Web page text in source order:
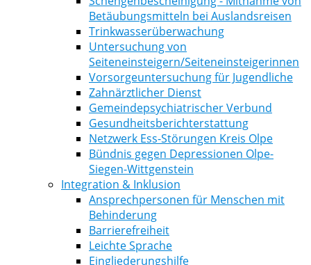
Betäubungsmitteln bei Auslandsreisen
Trinkwasserüberwachung
Untersuchung von
Seiteneinsteigern/Seiteneinsteigerinnen
Vorsorgeuntersuchung für Jugendliche
Zahnärztlicher Dienst
Gemeindepsychiatrischer Verbund
Gesundheitsberichterstattung
Netzwerk Ess-Störungen Kreis Olpe
Bündnis gegen Depressionen Olpe-
Siegen-Wittgenstein
Integration & Inklusion
Ansprechpersonen für Menschen mit
Behinderung
Barrierefreiheit
Leichte Sprache
Eingliederungshilfe